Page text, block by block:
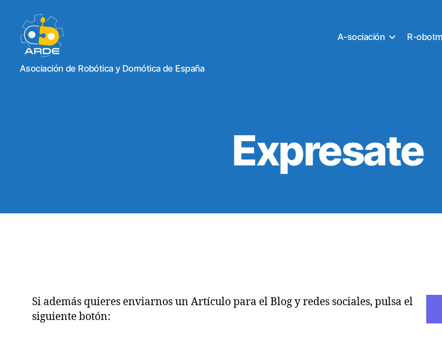
Web
de
Asociación de Robótica y Domótica de España
A-sociación R-
Expresate
Si además quieres enviarnos un Artículo para el Blog y redes sociales, pulsa el
siguiente botón: